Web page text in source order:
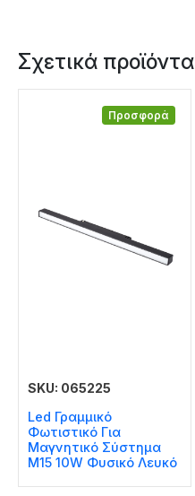
Σχετικά προϊόντα
Προσφορά
SKU: 065225
Led Γραμμικό
Φωτιστικό Για
Μαγνητικό Σύστημα
Μ15 10W Φυσικό Λευκό